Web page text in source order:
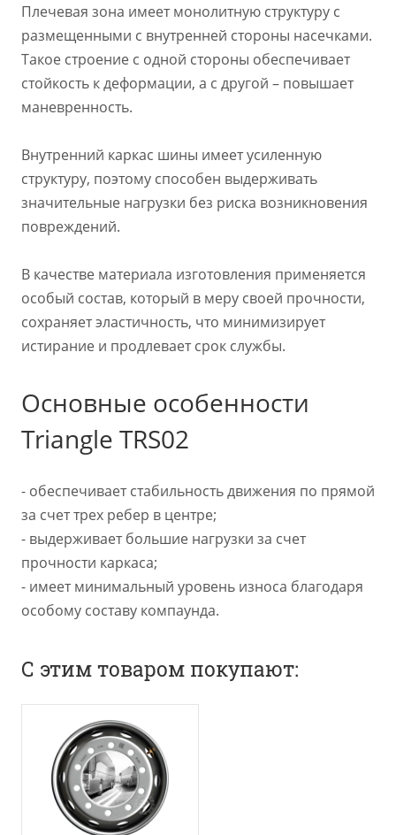
Плечевая зона имеет монолитную структуру с
размещенными с внутренней стороны насечками.
Такое строение с одной стороны обеспечивает
стойкость к деформации, а с другой – повышает
маневренность.
Внутренний каркас шины имеет усиленную
структуру, поэтому способен выдерживать
значительные нагрузки без риска возникновения
повреждений.
В качестве материала изготовления применяется
особый состав, который в меру своей прочности,
сохраняет эластичность, что минимизирует
истирание и продлевает срок службы.
Основные особенности
Triangle TRS02
- обеспечивает стабильность движения по прямой
за счет трех ребер в центре;
- выдерживает большие нагрузки за счет
прочности каркаса;
- имеет минимальный уровень износа благодаря
особому составу компаунда.
С этим товаром покупают: